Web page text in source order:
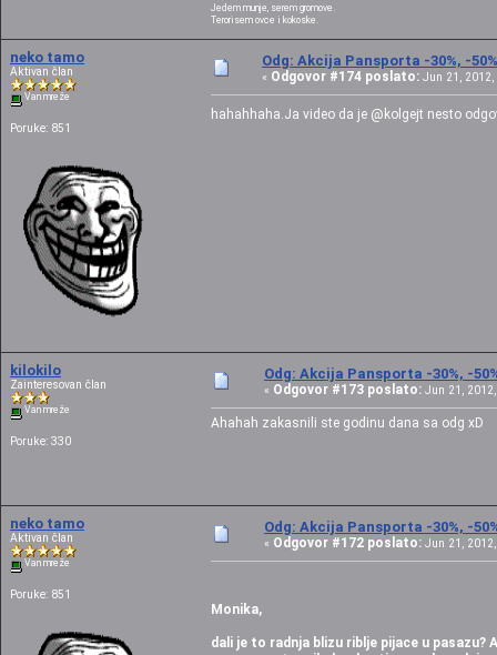
Jedem munje, serem gromove.
Terorisem ovce i kokoske.
neko tamo
Aktivan član
Van mreže
Poruke: 851
Odg: Akcija Pansporta -30%, -50%
« Odgovor #174 poslato: Jun 21, 2012,
hahahhaha.Ja video da je @kolgejt nesto
kilokilo
Zainteresovan član
Van mreže
Poruke: 330
Odg: Akcija Pansporta -30%, -
« Odgovor #173 poslato: Jun 21,
Ahahah zakasnili ste godinu dana sa odg xD
neko tamo
Aktivan član
Van mreže
Poruke: 851
Odg: Akcija Pansporta -30%, -
« Odgovor #172 poslato: Jun 21,
Monika,
dali je to radnja blizu riblje pijace u